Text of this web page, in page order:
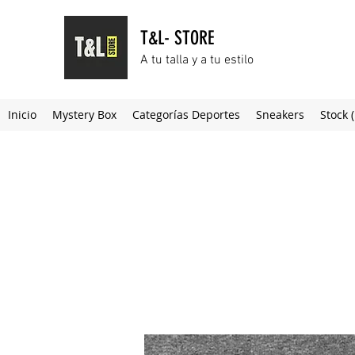
T&L- STORE
A tu talla y a tu estilo
Inicio Mystery Box Categorías Deportes Sneakers Stock